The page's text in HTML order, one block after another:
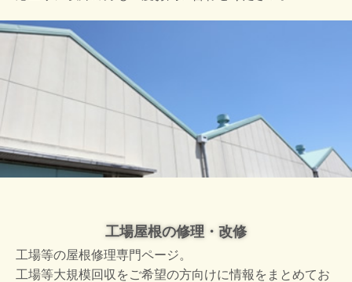
工場屋根の修理・改修
工場等の屋根修理専門ページ。
工場等大規模回収をご希望の方向けに情報をまとめてお